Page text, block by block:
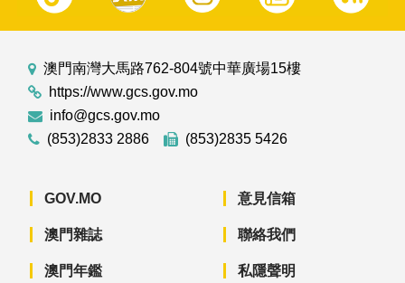
澳門南灣大馬路762-804號中華廣場15樓
https://www.gcs.gov.mo
info@gcs.gov.mo
(853)2833 2886
(853)2835 5426
GOV.MO
澳門雜誌
澳門年鑑
意見信箱
聯絡我們
私隱聲明